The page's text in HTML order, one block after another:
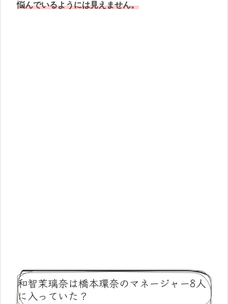
悩んでいるようには見えません。
和智茉璃奈は橋本環奈のマネージャー8人
に入っていた？